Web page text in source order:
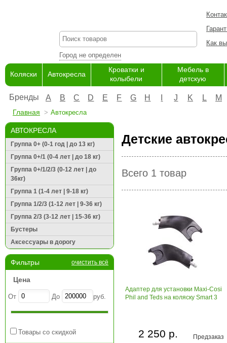
Город не определен
Как
Коляски Автокресла
Кроватки и
колыбели
Мебель в
детскую
Бренды A B C D E F G H J K L M
Главная Автокресла
АВТОКРЕСЛА
Группа 0+ (0-1 год | до 13 кг)
Группа 0+/1 (0-4 лет | до 18 кг)
Группа 0+/1/2/3 (0-12 лет | до
36кг)
Группа 1 (1-4 лет | 9-18 кг)
Группа 1/2/3 (1-12 лет | 9-36 кг)
Группа 2/3 (3-12 лет | 15-36 кг)
Бустеры
Аксессуары в дорогу
Фильтры очистить всё
Цена
От До руб.
Товары со скидкой
Детские
Всего 1 товар
Адаптер для установки Maxi-Cosi
Phil and Teds на коляcку Smart 3
Предзаказ
2 250 р.